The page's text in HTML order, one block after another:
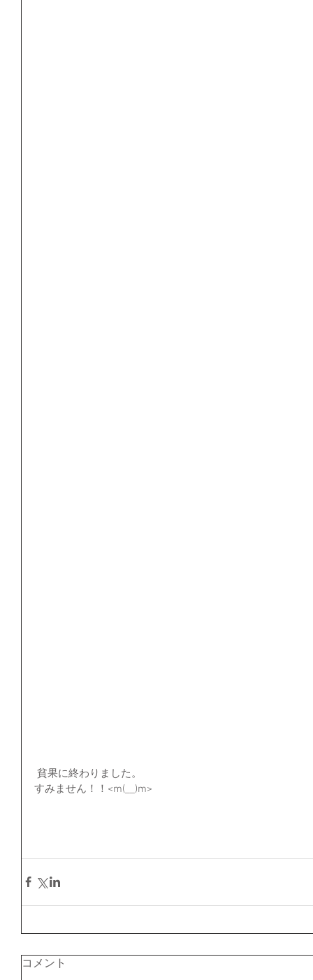
貧果に終わりました。
すみません！！<m(__)m>
コメント